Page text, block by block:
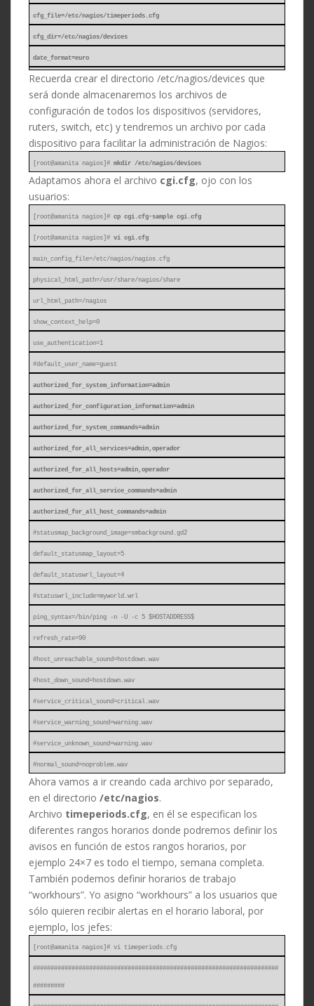
cfg_file=/etc/nagios/timeperiods.cfg
cfg_dir=/etc/nagios/devices
date_format=euro
Recuerda crear el directorio /etc/nagios/devices que
será donde almacenaremos los archivos de
configuración de todos los dispositivos (servidores,
ruters, switch, etc) y tendremos un archivo por cada
dispositivo para facilitar la administración de Nagios:
[root@amanita nagios]#mkdir /etc/nagios/devices
Adaptamos ahora el archivo cgi.cfg, ojo con los
usuarios:
[root@amanita nagios]#cp cgi.cfg-sample cgi.cfg
[root@amanita nagios]#vi cgi.cfg
main_config_file=/etc/nagios/nagios.cfg
physical_html_path=/usr/share/nagios/share
url_html_path=/nagios
show_context_help=0
use_authentication=1
#default_user_name=guest
authorized_for_system_information=admin
authorized_for_configuration_information=admin
authorized_for_system_commands=admin
authorized_for_all_services=admin,operador
authorized_for_all_hosts=admin,operador
authorized_for_all_service_commands=admin
authorized_for_all_host_commands=admin
#statusmap_background_image=smbackground.gd2
default_statusmap_layout=5
default_statuswrl_layout=4
#statuswrl_include=myworld.wrl
ping_syntax=/bin/ping -n -U -c 5 $HOSTADDRESS$
refresh_rate=90
#host_unreachable_sound=hostdown.wav
#host_down_sound=hostdown.wav
#service_critical_sound=critical.wav
#service_warning_sound=warning.wav
#service_unknown_sound=warning.wav
#normal_sound=noproblem.wav
Ahora vamos a ir creando cada archivo por separado,
en el directorio /etc/nagios.
Archivo timeperiods.cfg, en él se especifican los
diferentes rangos horarios donde podremos definir los
avisos en función de estos rangos horarios, por
ejemplo 24×7 es todo el tiempo, semana completa.
También podemos definir horarios de trabajo
“workhours”. Yo asigno “workhours” a los usuarios que
sólo quieren recibir alertas en el horario laboral, por
ejemplo, los jefes:
[root@amanita nagios]# vi timeperiods.cfg
######################################################################
#########